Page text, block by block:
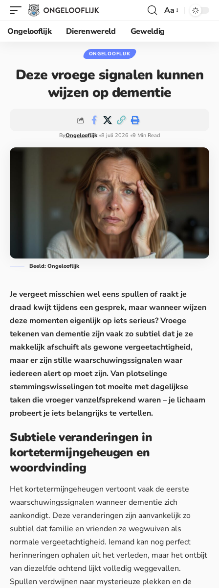
Aa
Ongelooflijk
Dierenwereld Geweldig
ONGELOOFLIJK
Deze vroege signalen kunnen
wijzen op dementie
ByOngelooflijk 8 juli 2026 9 Min Read
Beeld: Ongelooflijk
Je vergeet misschien wel eens spullen of raakt je
draad kwijt tijdens een gesprek, maar wanneer wijzen
deze momenten eigenlijk op iets serieus? Vroege
tekenen van dementie zijn vaak zo subtiel dat je ze
makkelijk afschuift als gewone vergeetachtigheid,
maar er zijn stille waarschuwingssignalen waar
iedereen alert op moet zijn. Van plotselinge
stemmingswisselingen tot moeite met dagelijkse
taken die vroeger vanzelfsprekend waren – je lichaam
probeert je iets belangrijks te vertellen.
Subtiele veranderingen in
kortetermijngeheugen en
woordvinding
Het kortetermijngeheugen vertoont vaak de eerste
waarschuwingssignalen wanneer dementie zich
aankondigt. Deze veranderingen zijn aanvankelijk zo
subtiel dat familie en vrienden ze wegwuiven als
normale vergeetachtigheid. Iemand kan nog perfect
herinneringen ophalen uit het verleden, maar het ontbijt
van diezelfde ochtend lijkt volledig weggevallen.
Spullen verdwijnen naar mysterieuze plekken en de